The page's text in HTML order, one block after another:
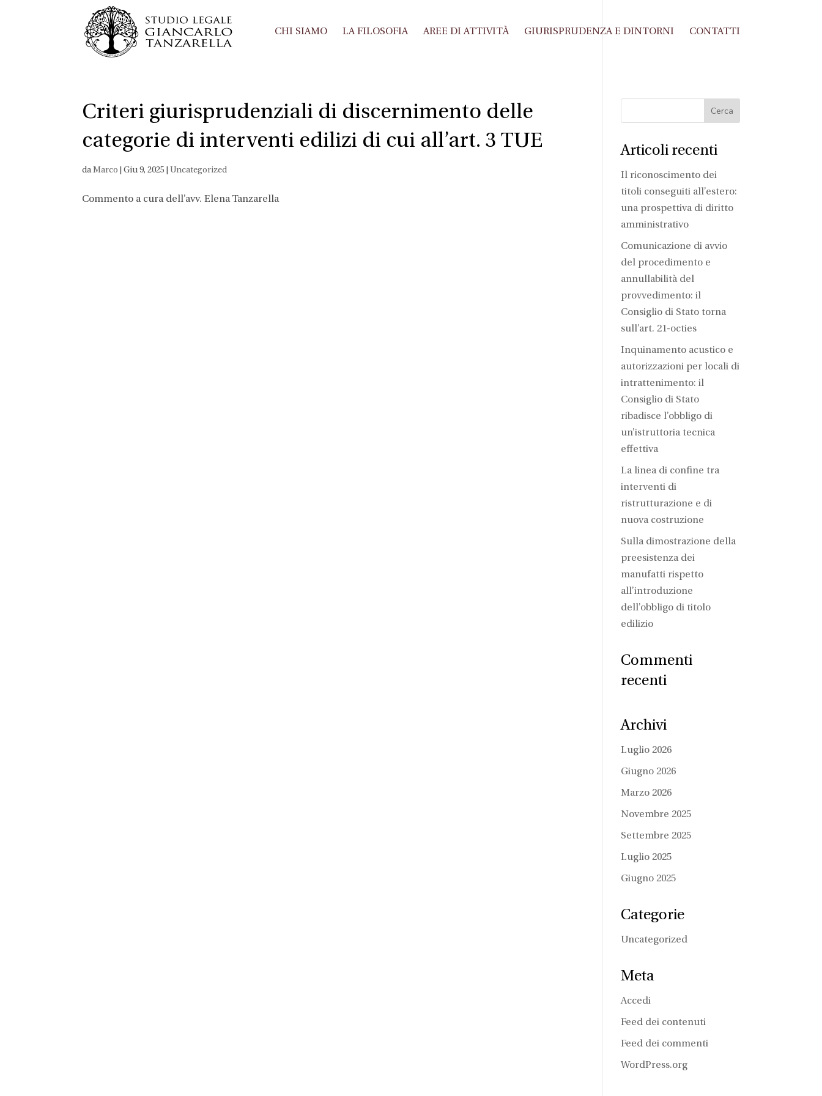
CHI SIAMO LA FILOSOFIA AREE DI ATTIVITÀ GIURISPRUDENZA E DINTORNI CONTATTI
Criteri giurisprudenziali di discernimento delle
categorie di interventi edilizi di cui all’art. 3 TUE
daMarco |Giu 9, 2025 Uncategorized
Commento a cura dell’avv. Elena Tanzarella
Articoli recenti
Il riconoscimento dei
titoli conseguiti all’estero:
una prospettiva di diritto
amministrativo
Comunicazione di avvio
del procedimento e
annullabilità del
provvedimento: il
Consiglio di Stato torna
sull’art. 21-octies
Inquinamento acustico e
autorizzazioni per locali di
intrattenimento: il
Consiglio di Stato
ribadisce l’obbligo di
un’istruttoria tecnica
effettiva
La linea di confine tra
interventi di
ristrutturazione e di
nuova costruzione
Sulla dimostrazione della
preesistenza dei
manufatti rispetto
all’introduzione
dell’obbligo di titolo
edilizio
Commenti
recenti
Archivi
Luglio 2026
Giugno 2026
Marzo 2026
Novembre 2025
Settembre 2025
Luglio 2025
Giugno 2025
Categorie
Uncategorized
Meta
Accedi
Feed dei contenuti
Feed dei commenti
WordPress.org